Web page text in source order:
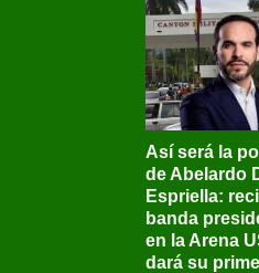
Así será la
de Abelardo
Espriella:
banda
en la Arena
dará su